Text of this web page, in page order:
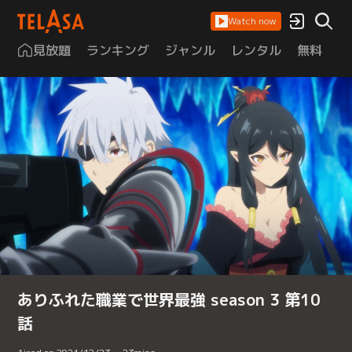
Watch now
見放題 ランキング ジャンル レンタル 無料
ありふれた職業で世界最強 season 3 第10
話